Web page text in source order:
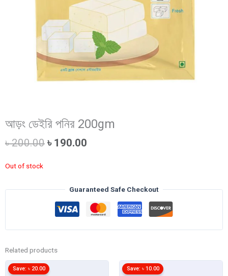
আড়ং ডেইরি পনির 200gm
৳200.00 Original
৳ 190.00
Out of stock
Guaranteed Safe Checkout
Related products
Save: ৳ 20.00 Save: ৳ 10.00